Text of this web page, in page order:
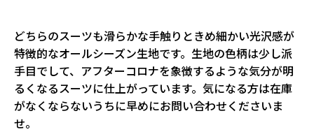
どちらのスーツも滑らかな手触りときめ細かい光沢感が
特徴的なオールシーズン生地です。生地の色柄は少し派
手目でして、アフターコロナを象徴するような気分が明
るくなるスーツに仕上がっています。気になる方は在庫
がなくならないうちに早めにお問い合わせくださいま
せ。